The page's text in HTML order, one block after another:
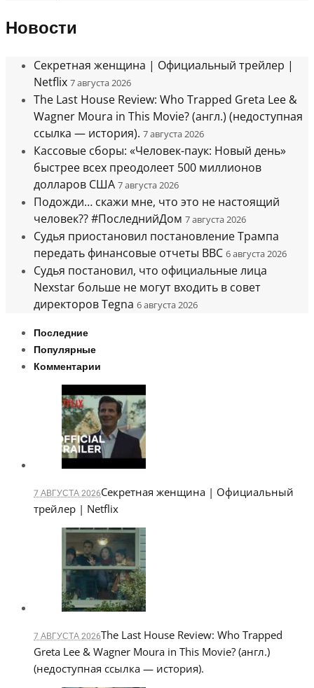
Новости
Секретная женщина | Официальный трейлер |
Netflix 7 августа 2026
The Last House Review: Who Trapped Greta Lee &
Wagner Moura in This Movie? (англ.) (недоступная
ссылка — история). 7 августа 2026
Кассовые сборы: «Человек-паук: Новый день»
быстрее всех преодолеет 500 миллионов
долларов США 7 августа 2026
Подожди… скажи мне, что это не настоящий
человек?? #ПоследнийДом 7 августа 2026
Судья приостановил постановление Трампа
передать финансовые отчеты BBC 6 августа 2026
Судья постановил, что официальные лица
Nexstar больше не могут входить в совет
директоров Tegna 6 августа 2026
Последние
Популярные
Комментарии
7 АВГУСТА 2026Секретная женщина | Официальный
трейлер | Netflix
7 АВГУСТА 2026The Last House Review: Who Trapped
Greta Lee & Wagner Moura in This Movie? (англ.)
(недоступная ссылка — история).